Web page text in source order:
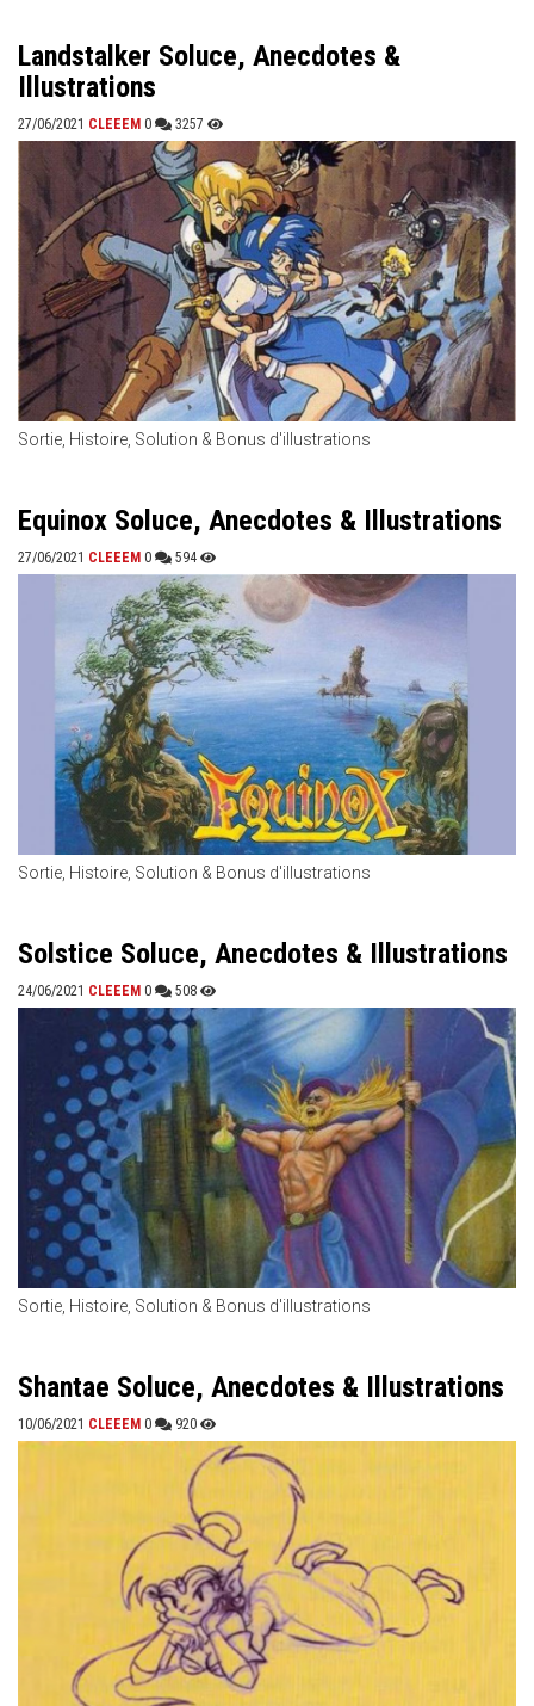
Landstalker Soluce, Anecdotes &
Illustrations
27/06/2021 CLEEEM 0 3257
Sortie, Histoire, Solution & Bonus d'illustrations
Equinox Soluce, Anecdotes & Illustrations
27/06/2021 CLEEEM 0 594
Sortie, Histoire, Solution & Bonus d'illustrations
Solstice Soluce, Anecdotes & Illustrations
24/06/2021 CLEEEM 0 508
Sortie, Histoire, Solution & Bonus d'illustrations
Shantae Soluce, Anecdotes & Illustrations
10/06/2021 CLEEEM 0 920